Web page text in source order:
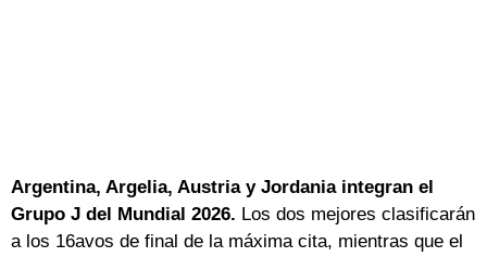
Argentina, Argelia, Austria y Jordania integran el
Grupo J del Mundial 2026. Los dos mejores clasificarán
a los 16avos de final de la máxima cita, mientras que el